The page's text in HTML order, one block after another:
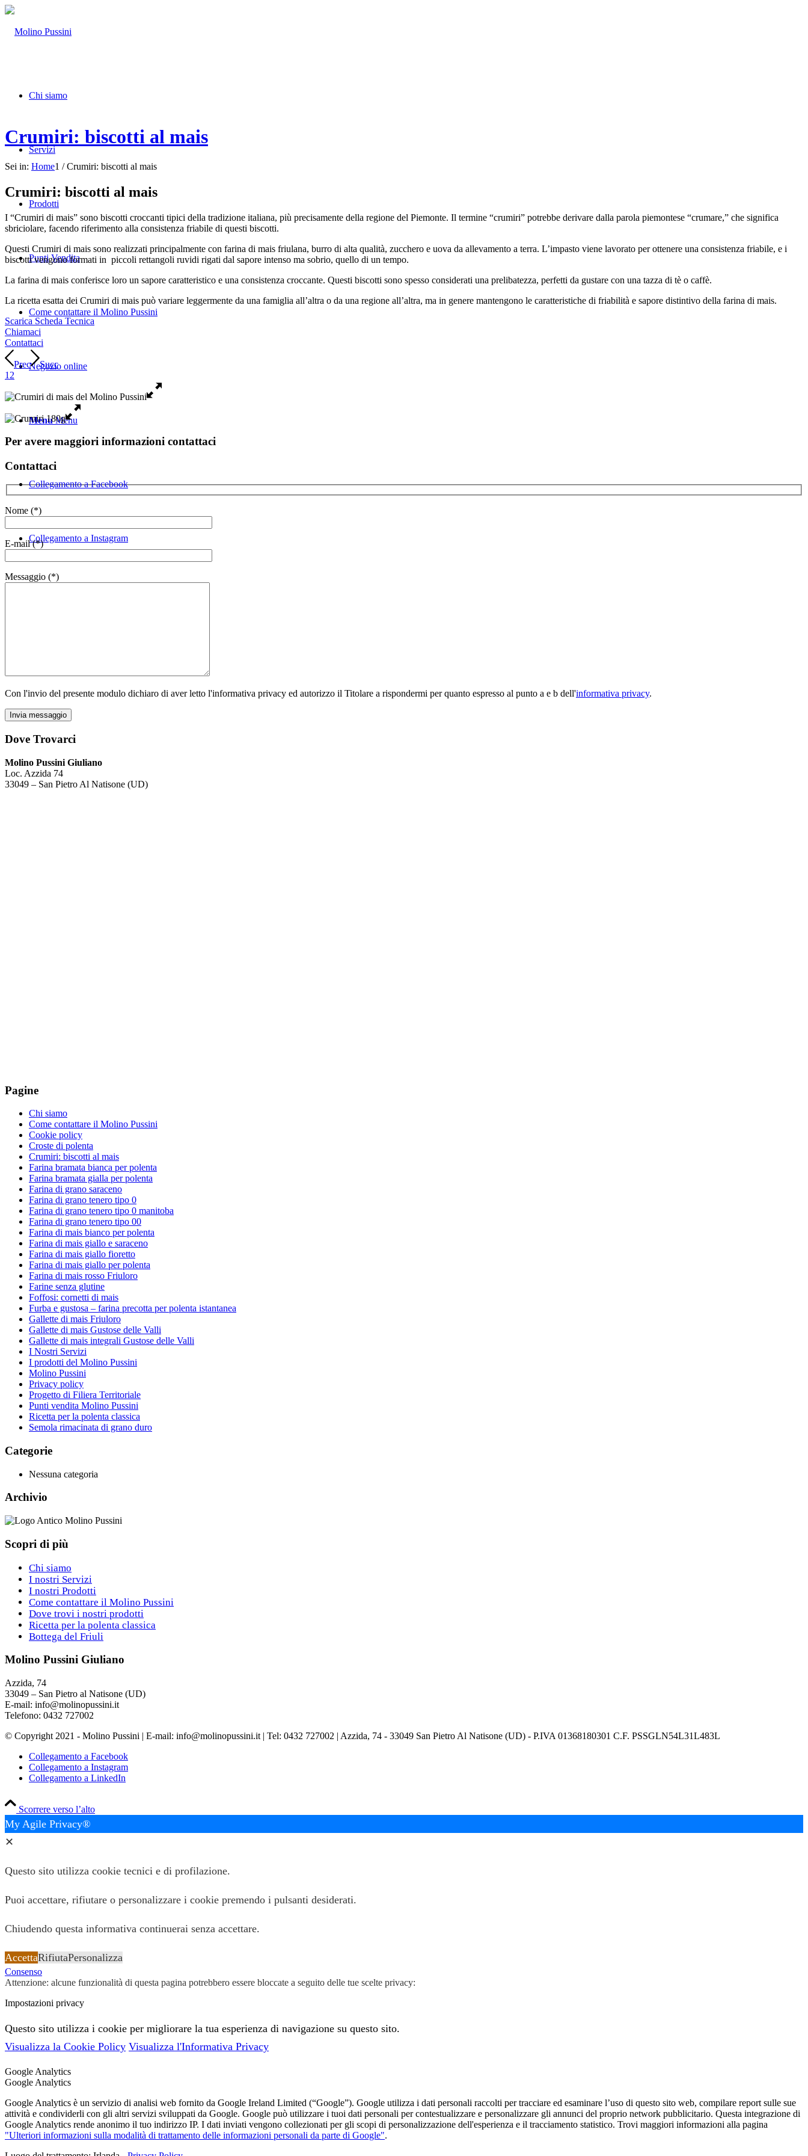
Chi siamo
Servizi
Prodotti
Punti Vendita
Come contattare il Molino Pussini
Negozio online
Menu Menu
Collegamento a Facebook
Collegamento a Instagram
Crumiri: biscotti al mais
Sei in: Home1 / Crumiri: biscotti al mais
Crumiri: biscotti al mais
I “Crumiri di mais” sono biscotti croccanti tipici della tradizione italiana, più precisamente della regione del Piemonte. Il termine “crumiri” potrebbe derivare dalla parola piemontese “crumare,” che significa
sbriciolare, facendo riferimento alla consistenza friabile di questi biscotti.
Questi Crumiri di mais sono realizzati principalmente con farina di mais friulana, burro di alta qualità, zucchero e uova da allevamento a terra. L’impasto viene lavorato per ottenere una consistenza friabile, e i
biscotti vengono formati in piccoli rettangoli ruvidi rigati dal sapore intenso ma sobrio, quello di un tempo.
La farina di mais conferisce loro un sapore caratteristico e una consistenza croccante. Questi biscotti sono spesso considerati una prelibatezza, perfetti da gustare con una tazza di tè o caffè.
La ricetta esatta dei Crumiri di mais può variare leggermente da una famiglia all’altra o da una regione all’altra, ma in genere mantengono le caratteristiche di friabilità e sapore distintivo della farina di mais.
Scarica Scheda Tecnica
Chiamaci
Contattaci
Prec
Succ
1 2
Per avere maggiori informazioni contattaci
Contattaci
Nome (*)
E-mail (*)
Messaggio (*)
Con l'invio del presente modulo dichiaro di aver letto l'informativa privacy ed autorizzo il Titolare a rispondermi per quanto espresso al punto a e b dell'informativa privacy.
Dove Trovarci
Molino Pussini Giuliano
Loc. Azzida 74
33049 – San Pietro Al Natisone (UD)
Pagine
Chi siamo
Come contattare il Molino Pussini
Cookie policy
Croste di polenta
Crumiri: biscotti al mais
Farina bramata bianca per polenta
Farina bramata gialla per polenta
Farina di grano saraceno
Farina di grano tenero tipo 0
Farina di grano tenero tipo 0 manitoba
Farina di grano tenero tipo 00
Farina di mais bianco per polenta
Farina di mais giallo e saraceno
Farina di mais giallo fioretto
Farina di mais giallo per polenta
Farina di mais rosso Friuloro
Farine senza glutine
Foffosi: cornetti di mais
Furba e gustosa – farina precotta per polenta istantanea
Gallette di mais Friuloro
Gallette di mais Gustose delle Valli
Gallette di mais integrali Gustose delle Valli
I Nostri Servizi
I prodotti del Molino Pussini
Molino Pussini
Privacy policy
Progetto di Filiera Territoriale
Punti vendita Molino Pussini
Ricetta per la polenta classica
Semola rimacinata di grano duro
Categorie
Nessuna categoria
Archivio
Scopri di più
Chi siamo
I nostri Servizi
I nostri Prodotti
Come contattare il Molino Pussini
Dove trovi i nostri prodotti
Ricetta per la polenta classica
Bottega del Friuli
Molino Pussini Giuliano
Azzida, 74
33049 – San Pietro al Natisone (UD)
E-mail: info@molinopussini.it
Telefono: 0432 727002
© Copyright 2021 - Molino Pussini | E-mail: info@molinopussini.it | Tel: 0432 727002 | Azzida, 74 - 33049 San Pietro Al Natisone (UD) - P.IVA 01368180301 C.F. PSSGLN54L31L483L
Collegamento a Facebook
Collegamento a Instagram
Collegamento a LinkedIn
Scorrere verso l’alto
My Agile Privacy®
✕
Questo sito utilizza cookie tecnici e di profilazione.
Puoi accettare, rifiutare o personalizzare i cookie premendo i pulsanti desiderati.
Chiudendo questa informativa continuerai senza accettare.
AccettaRifiutaPersonalizza
Consenso
Attenzione: alcune funzionalità di questa pagina potrebbero essere bloccate a seguito delle tue scelte privacy:
Impostazioni privacy
Questo sito utilizza i cookie per migliorare la tua esperienza di navigazione su questo sito.
Visualizza la Cookie Policy Visualizza l'Informativa Privacy
Google Analytics
Google Analytics
Google Analytics è un servizio di analisi web fornito da Google Ireland Limited (“Google”). Google utilizza i dati personali raccolti per tracciare ed esaminare l’uso di questo sito web, compilare report sulle sue
attività e condividerli con gli altri servizi sviluppati da Google. Google può utilizzare i tuoi dati personali per contestualizzare e personalizzare gli annunci del proprio network pubblicitario. Questa integrazione di
Google Analytics rende anonimo il tuo indirizzo IP. I dati inviati vengono collezionati per gli scopi di personalizzazione dell'esperienza e il tracciamento statistico. Trovi maggiori informazioni alla pagina
"Ulteriori informazioni sulla modalità di trattamento delle informazioni personali da parte di Google".